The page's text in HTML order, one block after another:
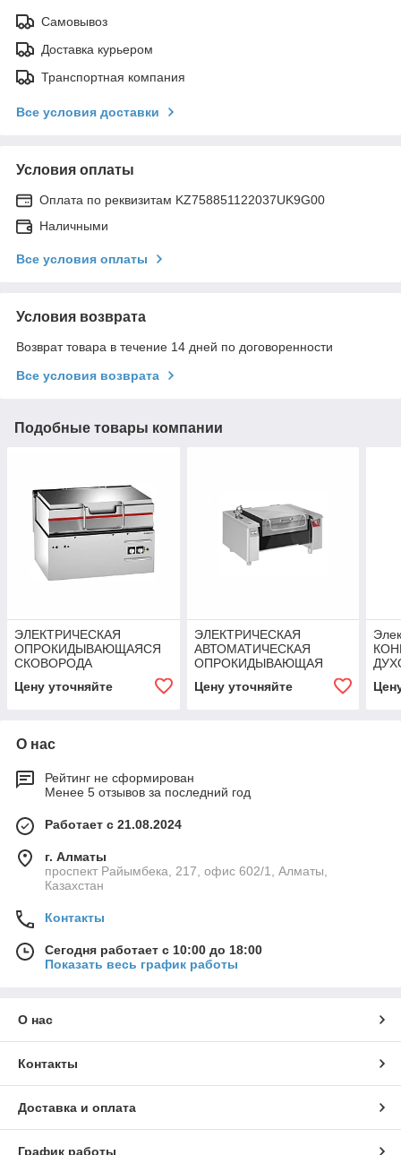
Самовывоз
Доставка курьером
Транспортная компания
Все условия доставки
Условия оплаты
Оплата по реквизитам KZ758851122037UK9G00
Наличными
Все условия оплаты
Условия возврата
Возврат товара в течение 14 дней по договоренности
Все условия возврата
Подобные товары компании
ЭЛЕКТРИЧЕСКАЯ
ОПРОКИДЫВАЮЩАЯСЯ
СКОВОРОДА
ОПРОКИДЫВАНИЕ) 132
Цену уточняйте
ЭЛЕКТРИЧЕСКАЯ
АВТОМАТИЧЕСКАЯ
ОПРОКИДЫВАЮЩАЯ
ANGELOPO
Цену уточняйте
О нас
Рейтинг не сформирован
Менее 5 отзывов за последний год
Работает с 21.08.2024
г. Алматы
проспект Райымбека, 217, офис 602/1, Алматы,
Казахстан
Контакты
Сегодня работает с 10:00 до 18:00
Показать весь график работы
О нас
Контакты
Доставка и оплата
График работы